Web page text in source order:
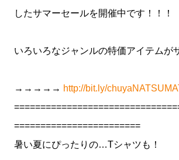
したサマーセールを開催中です！！！
いろいろなジャンルの特価アイテムが
→→→→→ http://bit.ly/
========================
暑い夏にぴったりの…Tシャツも！